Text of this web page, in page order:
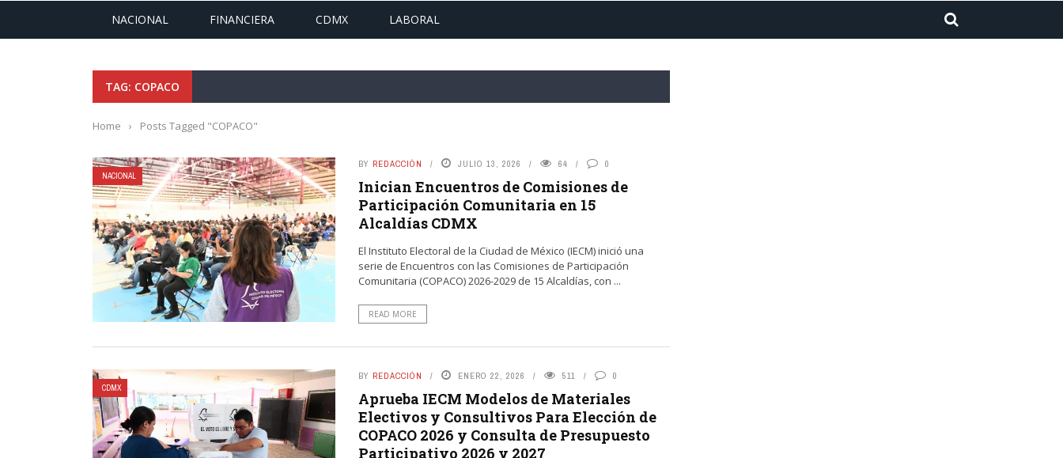
NACIONAL FINANCIERA CDMX LABORAL
TAG: COPACO
Home › Posts Tagged "COPACO"
NACIONAL
BY REDACCIÓN JULIO 13, 2026 64 0
Inician Encuentros de Comisiones de
Participación Comunitaria en 15
Alcaldías CDMX
El Instituto Electoral de la Ciudad de México (IECM) inició una
serie de Encuentros con las Comisiones de Participación
Comunitaria (COPACO) 2026-2029 de 15 Alcaldías, con ...
READ MORE
CDMX
BY REDACCIÓN ENERO 22, 2026 511 0
Aprueba IECM Modelos de Materiales
Electivos y Consultivos Para Elección de
COPACO 2026 y Consulta de Presupuesto
Participativo 2026 y 2027